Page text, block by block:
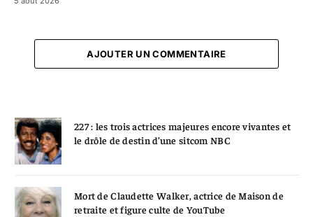
AJOUTER UN COMMENTAIRE
227 : les trois actrices majeures encore vivantes et
le drôle de destin d’une sitcom NBC
Mort de Claudette Walker, actrice de Maison de
retraite et figure culte de YouTube